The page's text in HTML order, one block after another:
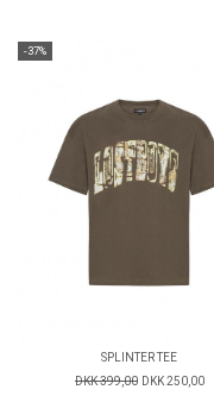
-37%
SPLINTER TEE
DKK 399,00 DKK 250,00